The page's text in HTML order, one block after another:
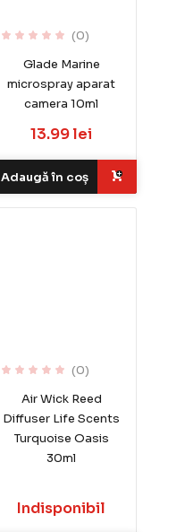
(0)
Glade Marine
microspray aparat
camera 10ml
13.99 lei
Adaugă în coș
(0)
Air Wick Reed
Diffuser Life Scents
Turquoise Oasis
30ml
Indisponibil